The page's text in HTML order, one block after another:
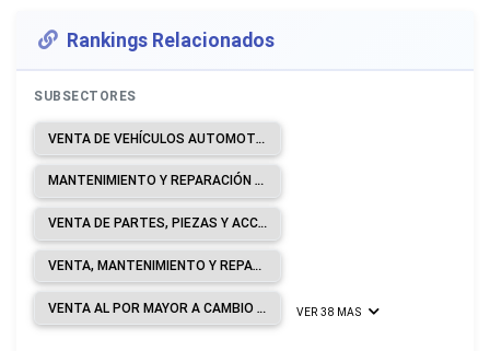
Rankings Relacionados
SUBSECTORES
VENTA DE VEHÍCULOS AUTOMOTORES.
MANTENIMIENTO Y REPARACIÓN DE VEHÍCULOS AUTOMOTORES.
VENTA DE PARTES, PIEZAS Y ACCESORIOS PARA VEHÍCULOS AUTOMOTORES.
VENTA, MANTENIMIENTO Y REPARACIÓN DE MOTOCICLETAS Y DE SUS PARTES, PIEZAS Y ACCESORIOS.
VENTA AL POR MAYOR A CAMBIO DE UNA COMISIÓN O POR CONTRATO. VER 38 MAS